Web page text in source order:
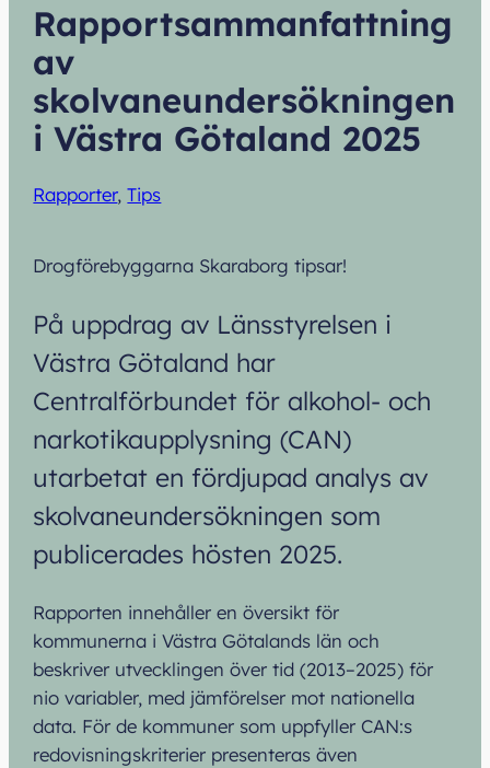
Rapportsammanfattning
av
skolvaneundersökningen
i Västra Götaland 2025
Rapporter, Tips
Drogförebyggarna Skaraborg tipsar!
På uppdrag av Länsstyrelsen i
Västra Götaland har
Centralförbundet för alkohol- och
narkotikaupplysning (CAN)
utarbetat en fördjupad analys av
skolvaneundersökningen som
publicerades hösten 2025.
Rapporten innehåller en översikt för
kommunerna i Västra Götalands län och
beskriver utvecklingen över tid (2013–2025) för
nio variabler, med jämförelser mot nationella
data. För de kommuner som uppfyller CAN:s
redovisningskriterier presenteras även